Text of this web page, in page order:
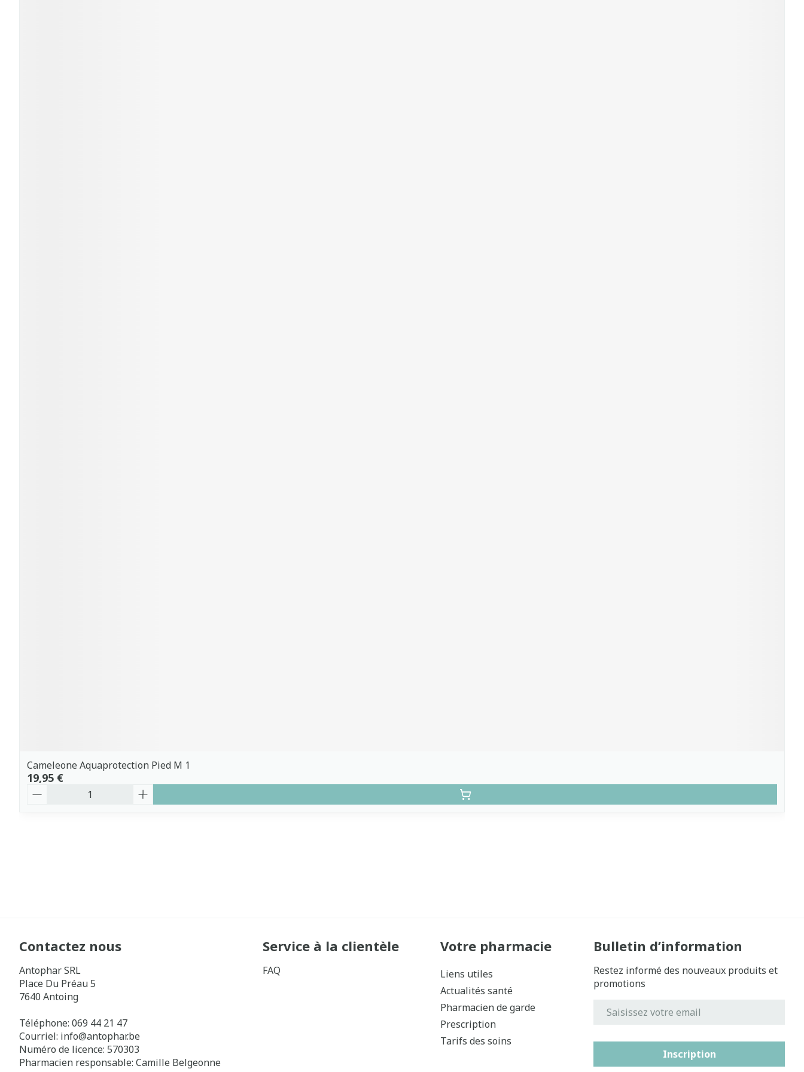
Cameleone Aquaprotection Pied M 1
19,95 €
Contactez nous
Antophar SRL
Place Du Préau 5
7640 Antoing
Téléphone: 069 44 21 47
Courriel: info@antophar.be
Numéro de licence: 570303
Pharmacien responsable: Camille Belgeonne
Service à la clientèle
FAQ
Votre pharmacie
Liens utiles
Actualités santé
Pharmacien de garde
Prescription
Tarifs des soins
Bulletin d’information
Restez informé des nouveaux produits et
promotions
Inscription